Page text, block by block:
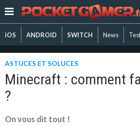
iOS ANDROID SWITCH News
ASTUCES ET SOLUCES
Minecraft : comment
?
On vous dit tout !